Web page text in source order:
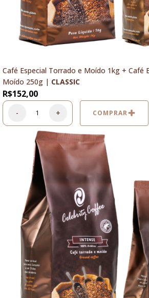
Café Especial Torrado e Moído 1kg + Café
Moído 250g | CLASSIC
R$152,00
- + COMPRAR